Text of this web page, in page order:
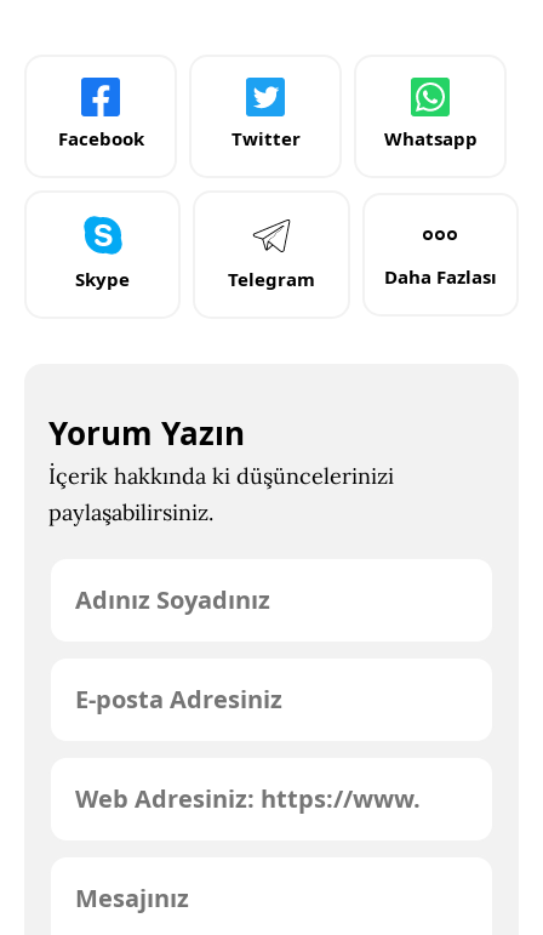
Facebook Twitter Whatsapp
Skype Telegram Daha Fazlası
Yorum Yazın
İçerik hakkında ki düşüncelerinizi
paylaşabilirsiniz.